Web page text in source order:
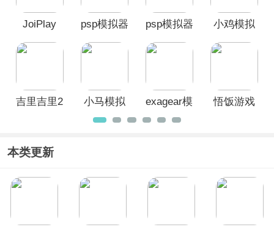
JoiPlay
psp模拟器
psp模拟器
小鸡模拟
吉里吉里2
小马模拟
器
exagear模
拟器
悟饭游戏
本类更新